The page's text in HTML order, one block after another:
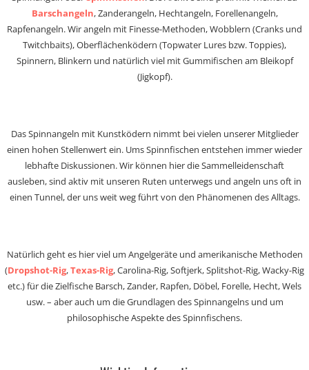
Barschangeln, Zanderangeln, Hechtangeln, Forellenangeln,
Rapfenangeln. Wir angeln mit Finesse-Methoden, Wobblern (Cranks und
Twitchbaits), Oberflächenködern (Topwater Lures bzw. Toppies),
Spinnern, Blinkern und natürlich viel mit Gummifischen am Bleikopf
(Jigkopf).
Das Spinnangeln mit Kunstködern nimmt bei vielen unserer Mitglieder
einen hohen Stellenwert ein. Ums Spinnfischen entstehen immer wieder
lebhafte Diskussionen. Wir können hier die Sammelleidenschaft
ausleben, sind aktiv mit unseren Ruten unterwegs und angeln uns oft in
einen Tunnel, der uns weit weg führt von den Phänomenen des Alltags.
Natürlich geht es hier viel um Angelgeräte und amerikanische Methoden
(Dropshot-Rig,Texas-Rig, Carolina-Rig, Softjerk, Splitshot-Rig, Wacky-Rig
etc.) für die Zielfische Barsch, Zander, Rapfen, Döbel, Forelle, Hecht, Wels
usw. – aber auch um die Grundlagen des Spinnangelns und um
philosophische Aspekte des Spinnfischens.